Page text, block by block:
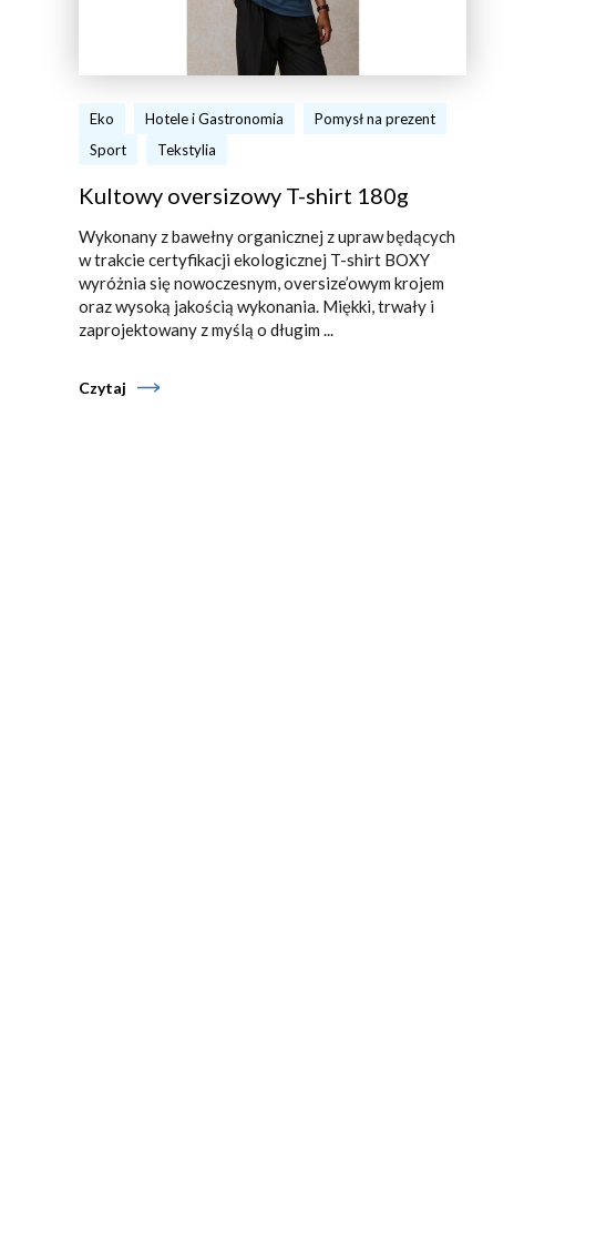
Eko Hotele i Gastronomia
Pomysł na prezent
Sport
Tekstylia
Kultowy oversizowy T-shirt 180g
Wykonany z bawełny organicznej z upraw będących
w trakcie certyfikacji ekologicznej T-shirt BOXY
wyróżnia się nowoczesnym, oversize’owym krojem
oraz wysoką jakością wykonania. Miękki, trwały i
zaprojektowany z myślą o długim ...
Czytaj